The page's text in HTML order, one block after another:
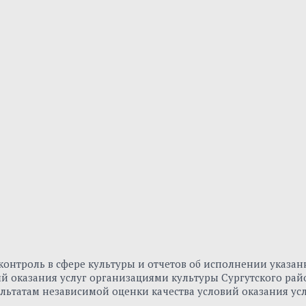
в сфере культуры и отчетов об исполнении
оказания услуг организациями культуры Сургутского
независимой оценки качества условий оказания